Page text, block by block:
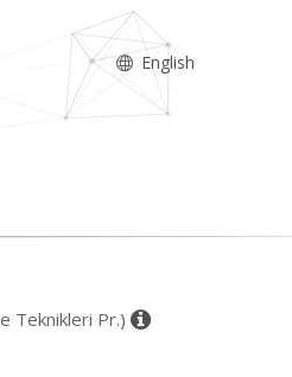
English
Teknikleri Pr.)